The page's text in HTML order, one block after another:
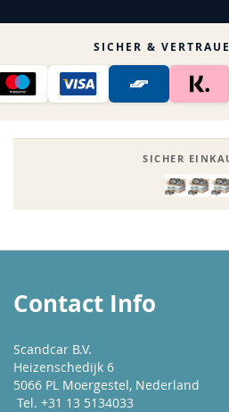
SICHER &
SICHER
Contact Info
Scandcar B.V.
Heizenschedijk 6
5066 PL Moergestel, Nederland
Tel. +31 13 5134033